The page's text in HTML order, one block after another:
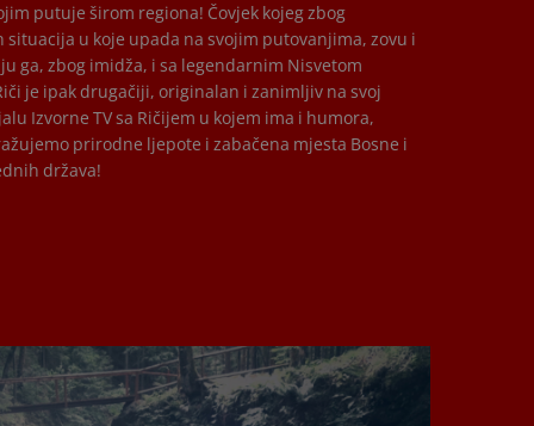
putuje širom regiona! Čovjek kojeg zbog
u koje upada na svojim putovanjima, zovu i
ga, zbog imidža, i sa legendarnim Nisvetom
je ipak drugačiji, originalan i zanimljiv na svoj
Izvorne TV sa Ričijem u kojem ima i humora,
prirodne ljepote i zabačena mjesta Bosne i
država!